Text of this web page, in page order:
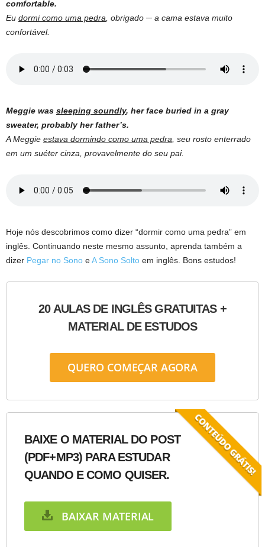
comfortable.
Eu dormi como uma pedra, obrigado ─ a cama estava muito
confortável.
Meggie was sleeping soundly, her face buried in a gray
sweater, probably her father’s.
A Meggie estava dormindo como uma pedra, seu rosto enterrado
em um suéter cinza, provavelmente do seu pai.
Hoje nós descobrimos como dizer “dormir como uma pedra” em
inglês. Continuando neste mesmo assunto, aprenda também a
dizer Pegar no Sono eA Sono Solto em inglês. Bons estudos!
20 AULAS DE INGLÊS GRATUITAS +
MATERIAL DE ESTUDOS
QUERO COMEÇAR AGORA
BAIXE O MATERIAL DO POST
(PDF+MP3) PARA ESTUDAR
QUANDO E COMO QUISER.
BAIXAR MATERIAL